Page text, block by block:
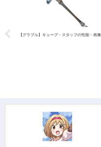
【グラブル】キューブ・スタッフの性能・画像